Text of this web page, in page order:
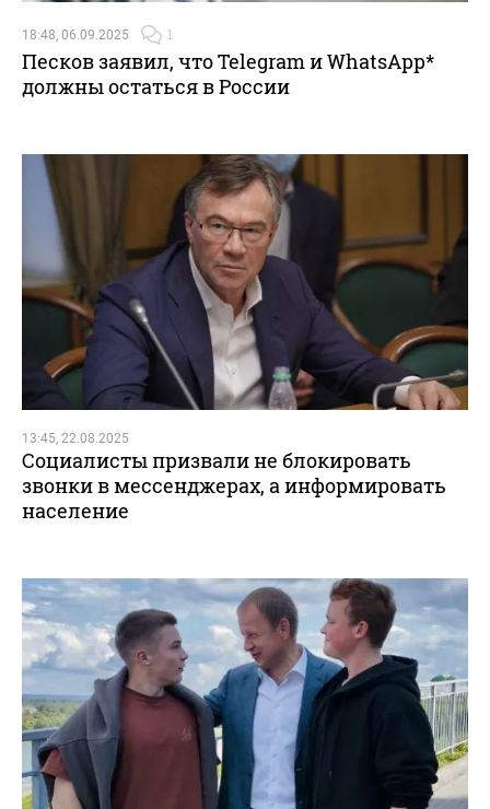
18:48, 06.09.2025 1
Песков заявил, что Telegram и WhatsApp*
должны остаться в России
13:45, 22.08.2025
Социалисты призвали не блокировать
звонки в мессенджерах, а информировать
население